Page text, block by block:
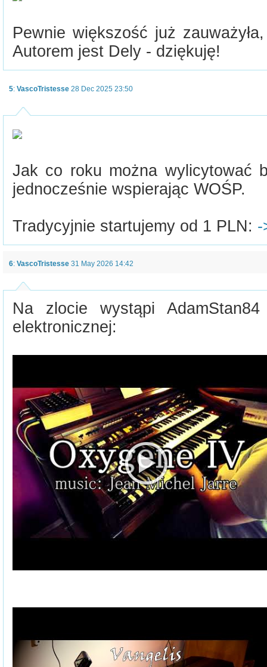
Pewnie większość już
Autorem jest Dely - dziękuję!
5: VascoTristesse 28 Dec 2025 23:50
Jak co roku można wylicytować
jednocześnie wspierając WOŚP.
Tradycyjnie startujemy od 1 PLN: -
6: VascoTristesse 31 May 2026 14:42
Na zlocie wystąpi
elektronicznej: